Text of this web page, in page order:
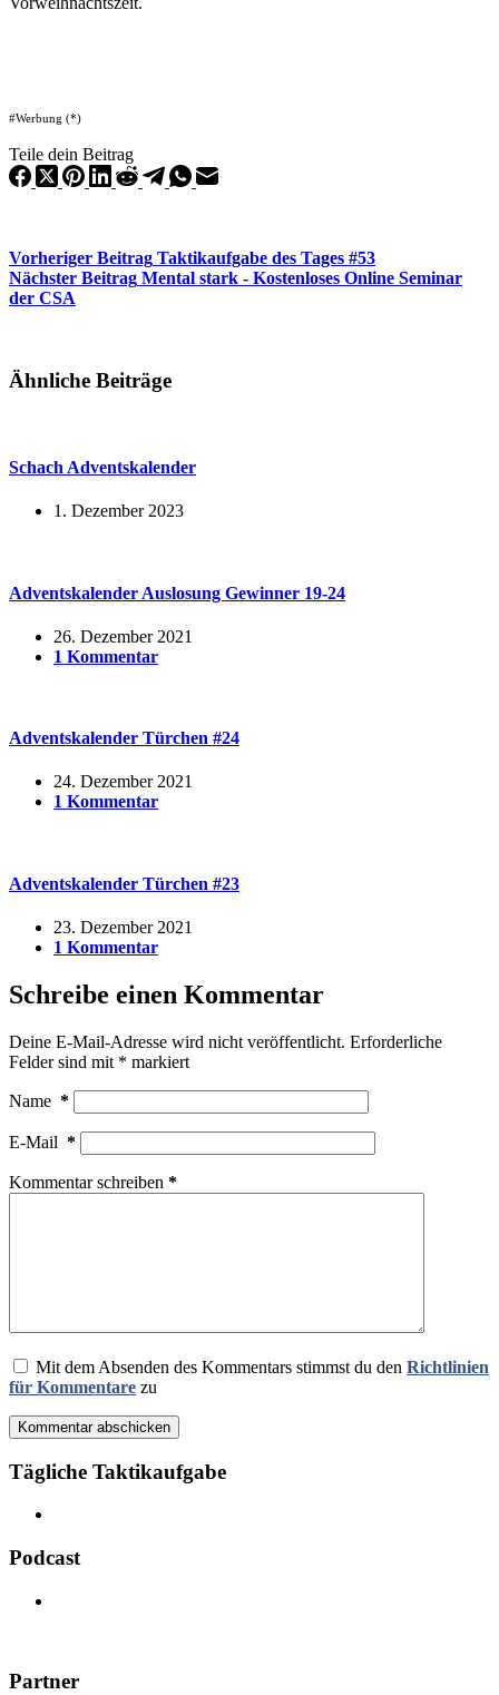
#Werbung (*)
Teile dein Beitrag
Vorheriger Beitrag Taktikaufgabe des Tages #53
Nächster Beitrag Mental stark - Kostenloses Online Seminar
der CSA
Ähnliche Beiträge
Schach Adventskalender
1. Dezember 2023
Adventskalender Auslosung Gewinner 19-24
26. Dezember 2021
1 Kommentar
Adventskalender Türchen #24
24. Dezember 2021
1 Kommentar
Adventskalender Türchen #23
23. Dezember 2021
1 Kommentar
Schreibe einen Kommentar
Deine E-Mail-Adresse wird nicht veröffentlicht. Erforderliche
Felder sind mit * markiert
Name *
E-Mail *
Kommentar schreiben *
Mit dem Absenden des Kommentars stimmst du den Richtlinien
für Kommentare zu
Kommentar abschicken
Tägliche Taktikaufgabe
Podcast
Partner